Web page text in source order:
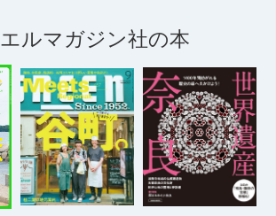
エルマガジン社の本